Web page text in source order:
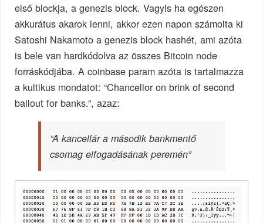
első blockja, a genezis block. Vagyis ha egészen
akkurátus akarok lenni, akkor ezen napon számolta ki
Satoshi Nakamoto a genezis block hashét, ami azóta
is bele van hardkódolva az összes Bitcoin node
forráskódjába. A coinbase param azóta is tartalmazza
a kultikus mondatot: “Chancellor on brink of second
bailout for banks.”, azaz:
“A kancellár a második bankmentő
csomag elfogadásának peremén”